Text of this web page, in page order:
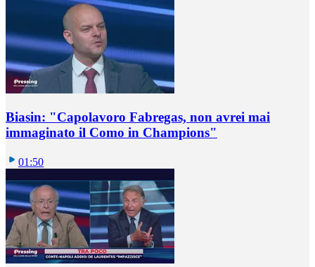
Biasin: "Capolavoro Fabregas, non avrei mai
immaginato il Como in Champions"
01:50